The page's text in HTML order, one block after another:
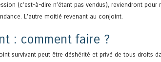
(c’est-à-dire n’étant pas vendus), reviendront pour
L’autre moitié revenant au conjoint.
: comment faire ?
survivant peut être déshérité et privé de tous droits